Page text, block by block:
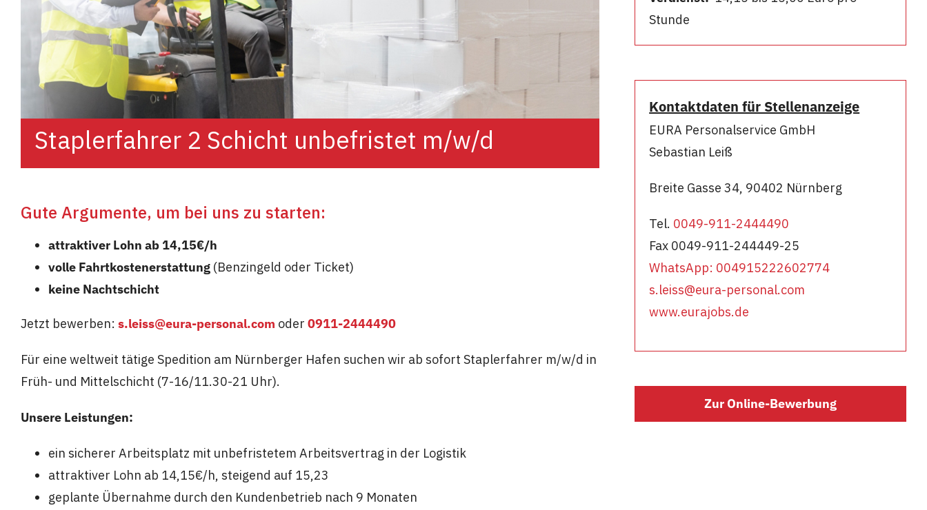
Staplerfahrer 2 Schicht unbefristet m/w/d
Gute Argumente, um bei uns zu starten:
attraktiver Lohn ab 14,15€/h
volle Fahrtkostenerstattung(Benzingeld oder Ticket)
keine Nachtschicht
Jetzt bewerben: s.leiss@eura-personal.com oder 0911-2444490
Für eine weltweit tätige Spedition am Nürnberger Hafen suchen wir ab sofort Staplerfahrer m/w/d in
Früh- und Mittelschicht (7-16/11.30-21 Uhr).
Unsere Leistungen:
ein sicherer Arbeitsplatz mit unbefristetem Arbeitsvertrag in der Logistik
attraktiver Lohn ab 14,15€/h, steigend auf 15,23
geplante Übernahme durch den Kundenbetrieb nach 9 Monaten
Stunde
Kontaktdaten für Stellenanzeige
EURA Personalservice GmbH
Sebastian Leiß
Breite Gasse 34, 90402 Nürnberg
Tel. 0049-911-2444490
Fax 0049-911-244449-25
WhatsApp: 004915222602774
s.leiss@eura-personal.com
www.eurajobs.de
Zur Online-Bewerbung